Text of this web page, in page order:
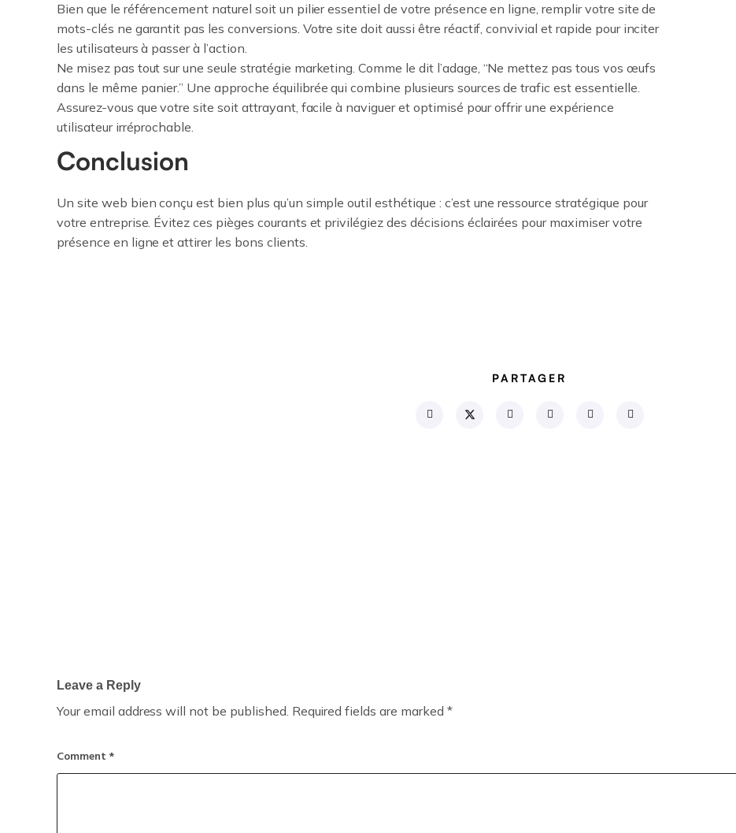
Bien que le référencement naturel soit un pilier essentiel de votre présence en ligne, remplir votre site de
mots-clés ne garantit pas les conversions. Votre site doit aussi être réactif, convivial et rapide pour inciter
les utilisateurs à passer à l’action.
Ne misez pas tout sur une seule stratégie marketing. Comme le dit l’adage, “Ne mettez pas tous vos œufs
dans le même panier.” Une approche équilibrée qui combine plusieurs sources de trafic est essentielle.
Assurez-vous que votre site soit attrayant, facile à naviguer et optimisé pour offrir une expérience
utilisateur irréprochable.
Conclusion
Un site web bien conçu est bien plus qu’un simple outil esthétique : c’est une ressource stratégique pour
votre entreprise. Évitez ces pièges courants et privilégiez des décisions éclairées pour maximiser votre
présence en ligne et attirer les bons clients.
PARTAGER
Leave a Reply
Your email address will not be published. Required fields are marked *
Comment *